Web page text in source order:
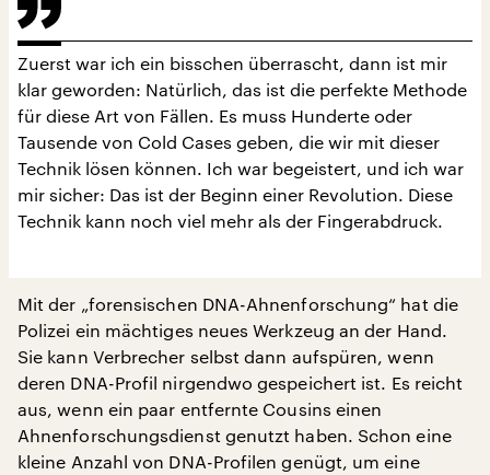
Zuerst war ich ein bisschen überrascht, dann ist mir
klar geworden: Natürlich, das ist die perfekte Methode
für diese Art von Fällen. Es muss Hunderte oder
Tausende von Cold Cases geben, die wir mit dieser
Technik lösen können. Ich war begeistert, und ich war
mir sicher: Das ist der Beginn einer Revolution. Diese
Technik kann noch viel mehr als der Fingerabdruck.
Mit der „forensischen DNA-Ahnenforschung“ hat die
Polizei ein mächtiges neues Werkzeug an der Hand.
Sie kann Verbrecher selbst dann aufspüren, wenn
deren DNA-Profil nirgendwo gespeichert ist. Es reicht
aus, wenn ein paar entfernte Cousins einen
Ahnenforschungsdienst genutzt haben. Schon eine
kleine Anzahl von DNA-Profilen genügt, um eine